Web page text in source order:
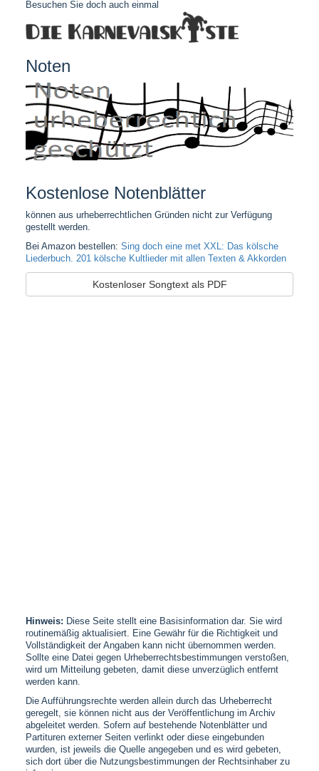
Besuchen Sie doch auch einmal
Noten
Kostenlose Notenblätter
können aus urheberrechtlichen Gründen nicht zur Verfügung
gestellt werden.
Bei Amazon bestellen: Sing doch eine met XXL: Das kölsche
Liederbuch. 201 kölsche Kultlieder mit allen Texten & Akkorden
Kostenloser Songtext als PDF
Hinweis: Diese Seite stellt eine Basisinformation dar. Sie wird
routinemäßig aktualisiert. Eine Gewähr für die Richtigkeit und
Vollständigkeit der Angaben kann nicht übernommen werden.
Sollte eine Datei gegen Urheberrechtsbestimmungen verstoßen,
wird um Mitteilung gebeten, damit diese unverzüglich entfernt
werden kann.
Die Aufführungsrechte werden allein durch das Urheberrecht
geregelt, sie können nicht aus der Veröffentlichung im Archiv
abgeleitet werden. Sofern auf bestehende Notenblätter und
Partituren externer Seiten verlinkt oder diese eingebunden
wurden, ist jeweils die Quelle angegeben und es wird gebeten,
sich dort über die Nutzungsbestimmungen der Rechtsinhaber zu